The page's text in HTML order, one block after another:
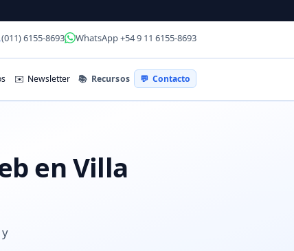
(011) 6155-8693 WhatsApp +54 9 11 6155-8693
✉️ Newsletter 📚 Recursos 💬 Contacto
en Villa